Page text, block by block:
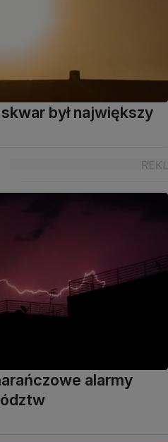
był największy
alarmy